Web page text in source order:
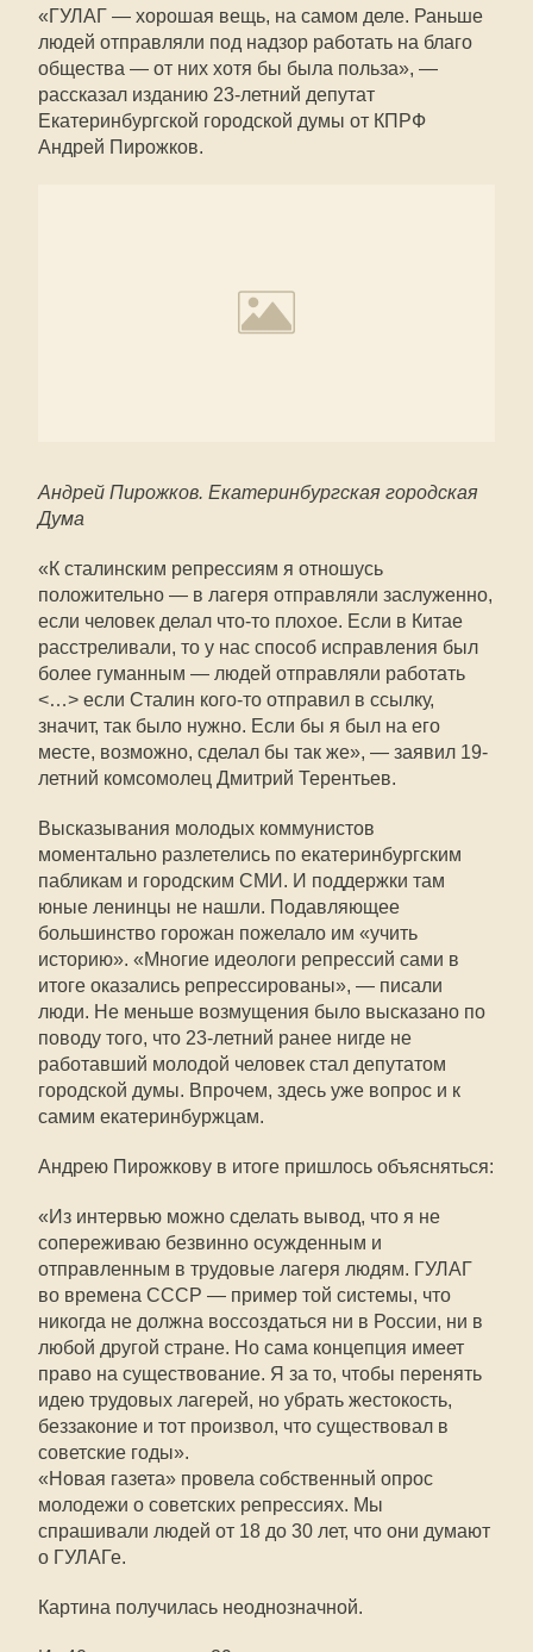
«ГУЛАГ — хорошая вещь, на самом деле. Раньше
людей отправляли под надзор работать на благо
общества — от них хотя бы была польза», —
рассказал изданию 23-летний депутат
Екатеринбургской городской думы от КПРФ
Андрей Пирожков.
Андрей Пирожков. Екатеринбургская городская
Дума
«К сталинским репрессиям я отношусь
положительно — в лагеря отправляли заслуженно,
если человек делал что-то плохое. Если в Китае
расстреливали, то у нас способ исправления был
более гуманным — людей отправляли работать
<…> если Сталин кого-то отправил в ссылку,
значит, так было нужно. Если бы я был на его
месте, возможно, сделал бы так же», — заявил 19-
летний комсомолец Дмитрий Терентьев.
Высказывания молодых коммунистов
моментально разлетелись по екатеринбургским
пабликам и городским СМИ. И поддержки там
юные ленинцы не нашли. Подавляющее
большинство горожан пожелало им «учить
историю». «Многие идеологи репрессий сами в
итоге оказались репрессированы», — писали
люди. Не меньше возмущения было высказано по
поводу того, что 23-летний ранее нигде не
работавший молодой человек стал депутатом
городской думы. Впрочем, здесь уже вопрос и к
самим екатеринбуржцам.
Андрею Пирожкову в итоге пришлось объясняться:
«Из интервью можно сделать вывод, что я не
сопереживаю безвинно осужденным и
отправленным в трудовые лагеря людям. ГУЛАГ
во времена СССР — пример той системы, что
никогда не должна воссоздаться ни в России, ни в
любой другой стране. Но сама концепция имеет
право на существование. Я за то, чтобы перенять
идею трудовых лагерей, но убрать жестокость,
беззаконие и тот произвол, что существовал в
советские годы».
«Новая газета» провела собственный опрос
молодежи о советских репрессиях. Мы
спрашивали людей от 18 до 30 лет, что они думают
о ГУЛАГе.
Картина получилась неоднозначной.